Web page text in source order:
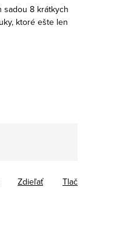
sadou 8 krátkych
ktoré ešte len
Tlač
Zdieľať